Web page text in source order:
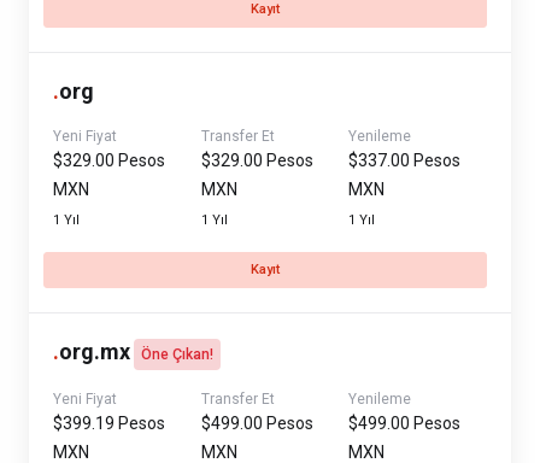
Kayıt
.org
Yeni Fiyat
$329.00 Pesos
MXN
1 Yıl
Transfer Et
$329.00 Pesos
MXN
1 Yıl
Yenileme
$337.00 Pesos
MXN
1 Yıl
Kayıt
.org.mx Öne Çıkan!
Yeni Fiyat
$399.19 Pesos
MXN
Transfer Et
$499.00 Pesos
MXN
Yenileme
$499.00 Pesos
MXN